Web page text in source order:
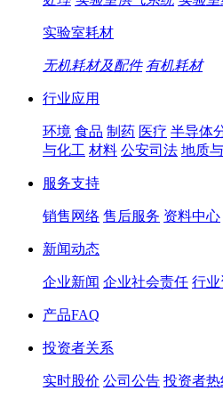
实验室耗材
无机耗材及配件 有机耗材
行业应用
环境 食品 制药 医疗 半导体
与化工 材料 公安司法 地质
服务支持
销售网络 售后服务 资料中心
新闻动态
企业新闻 企业社会责任 行
产品FAQ
投资者关系
实时股价 公司公告 投资者热